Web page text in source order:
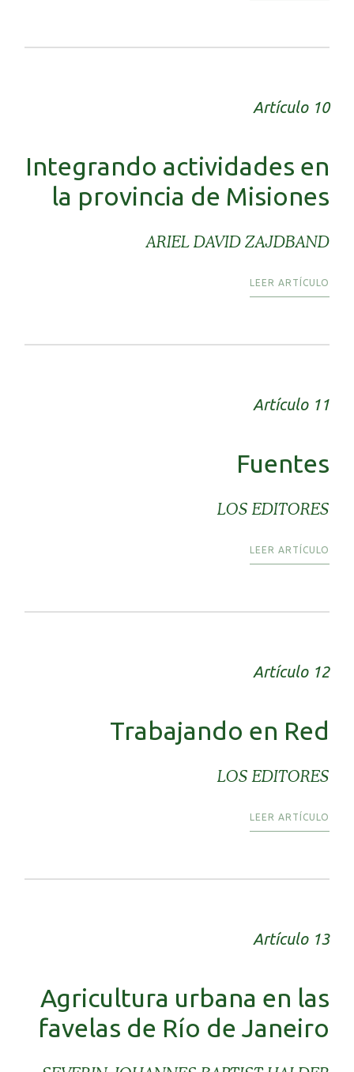
Artículo 10
Integrando actividades en
la provincia de Misiones
ARIEL DAVID ZAJDBAND
LEER ARTÍCULO
Artículo 11
Fuentes
LOS EDITORES
LEER ARTÍCULO
Artículo 12
Trabajando en Red
LOS EDITORES
LEER ARTÍCULO
Artículo 13
Agricultura urbana en las
favelas de Río de Janeiro